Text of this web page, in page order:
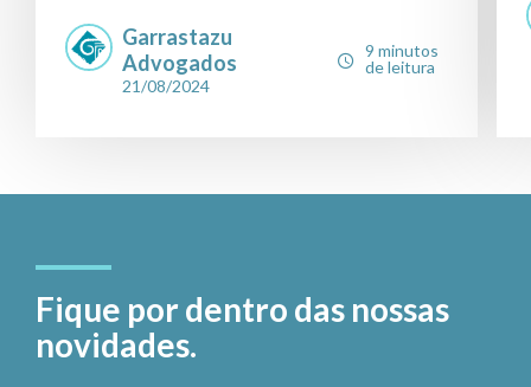
Garrastazu
Advogados
21/08/2024
9 minutos
de leitura
Fique por dentro das nossas
novidades.